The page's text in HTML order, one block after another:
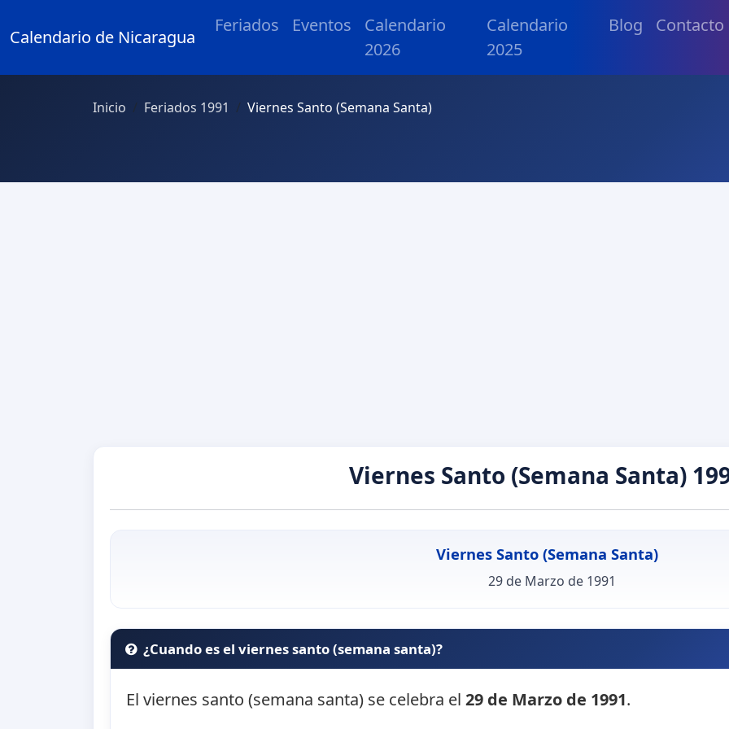
Calendario de Nicaragua
Feriados Eventos
Calendario
2026
Calendario
2025
Blog Contacto
Inicio Feriados 1991 Viernes Santo (Semana Santa)
Viernes Santo (Semana Santa)
Viernes Santo (Semana Santa)
29 de Marzo de 1991
¿Cuando es el viernes santo (semana santa)?
El viernes santo (semana santa) se celebra el29 de Marzo de 1991.